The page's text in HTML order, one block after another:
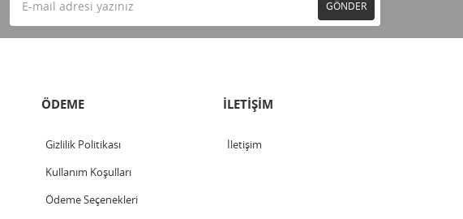
GÖNDER
ÖDEME
Gizlilik Politikası
Kullanım Koşulları
Ödeme Seçenekleri
İLETİŞİM
İletişim